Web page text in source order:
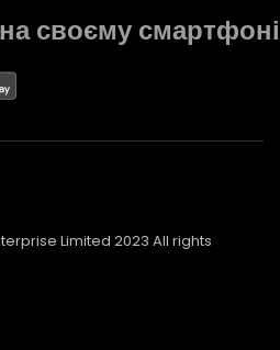
своєму смартфоні
Limited 2023 All rights